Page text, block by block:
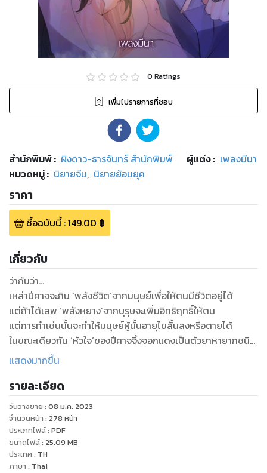
0 Ratings
เพิ่มไปรายการที่ชอบ
สำนักพิมพ์: ผิงดาว-ธารจันทร์ สำนักพิมพ์ ผู้แต่ง : เพลงมีนา
หมวดหมู่: นิยายจีน, นิยายย้อนยุค
ราคา
ซื้อฉบับนี้:149.00 ฿
เกี่ยวกับ
ว่ากันว่า...
เหล่าปีศาจจะกิน ‘พลังชีวิต’จากมนุษย์เพื่อให้ตนมีชีวิตอยู่ได้
แต่ถ้าได้เสพ ‘พลังหยาง’จากบุรุษจะเพิ่มอิทธิฤทธิ์ให้ตน
แต่การทำเช่นนั้นจะทำให้มนุษย์ผู้นั้นอายุไขสั้นลงหรือตายได้
ในขณะเดียวกัน ‘หัวใจ’ของปีศาจจิ้งจอกแดงเป็นตัวยาหายากชนิด
หนึ่ง
ปีศาจจิ้งจอกแดงจึงเป็นทั้งผู้ล่าและผู้ถูกล่าเช่นกัน
กุนซือหนุ่มนาม 'หานหรงเหยา' หลบมารักษาแผลใจไกลถึง
ชายแดน
สายลมแห่งโชคชะตานำพาให้เขาได้พบกับ 'หลิวเข่อซิง'
ปีศาจจิ้งจอกแดงตัวน้อยที่เข้าใจผิดคิดว่าชายหนุ่มกำลังจะฆ่าตัว
แสดงมากขึ้น
รายละเอียด
วันวางขาย : 08 ม.ค. 2023
จำนวนหน้า : 278 หน้า
ประเภทไฟล์: PDF
ขนาดไฟล์: 25.09 MB
ประเทศ: TH
ภาษา : Thai